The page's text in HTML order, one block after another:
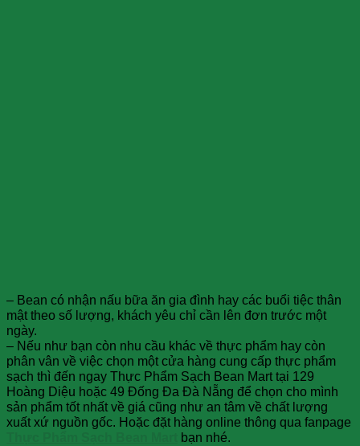
– Bean có nhận nấu bữa ăn gia đình hay các buổi tiệc thân
mật theo số lượng, khách yêu chỉ cần lên đơn trước một
ngày.
– Nếu như bạn còn nhu cầu khác về thực phẩm hay còn
phân vân về việc chọn một cửa hàng cung cấp thực phẩm
sạch thì đến ngay Thực Phẩm Sạch Bean Mart tại 129
Hoàng Diệu hoặc 49 Đống Đa Đà Nẵng để chọn cho mình
sản phẩm tốt nhất về giá cũng như an tâm về chất lượng
xuất xứ nguồn gốc. Hoặc đặt hàng online thông qua fanpage
bạn nhé.